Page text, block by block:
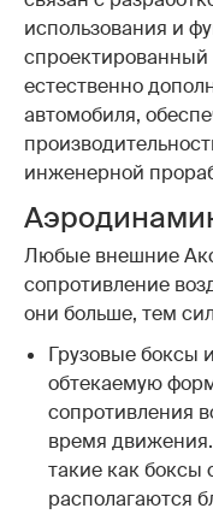
использования и
спроектированный
естественно
автомобиля,
инженерной
Любые внешние
сопротивление
они больше, тем
Грузовые боксы
обтекаемую
сопротивления
время
такие как
располагаются